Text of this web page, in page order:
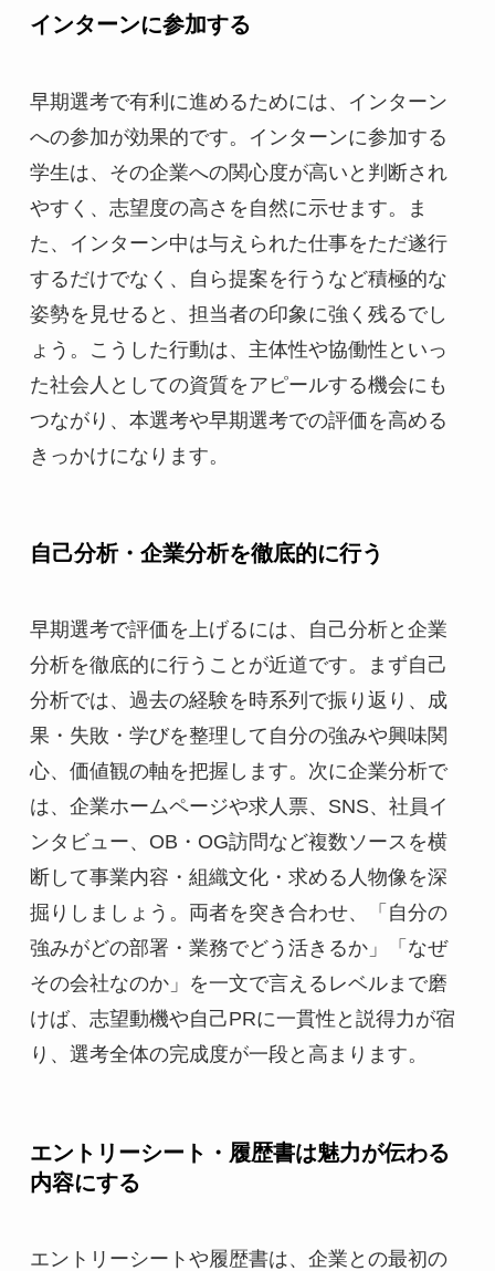
インターンに参加する
早期選考で有利に進めるためには、インターン
への参加が効果的です。インターンに参加する
学生は、その企業への関心度が高いと判断され
やすく、志望度の高さを自然に示せます。ま
た、インターン中は与えられた仕事をただ遂行
するだけでなく、自ら提案を行うなど積極的な
姿勢を見せると、担当者の印象に強く残るでし
ょう。こうした行動は、主体性や協働性といっ
た社会人としての資質をアピールする機会にも
つながり、本選考や早期選考での評価を高める
きっかけになります。
自己分析・企業分析を徹底的に行う
早期選考で評価を上げるには、自己分析と企業
分析を徹底的に行うことが近道です。まず自己
分析では、過去の経験を時系列で振り返り、成
果・失敗・学びを整理して自分の強みや興味関
心、価値観の軸を把握します。次に企業分析で
は、企業ホームページや求人票、SNS、社員イ
ンタビュー、OB・OG訪問など複数ソースを横
断して事業内容・組織文化・求める人物像を深
掘りしましょう。両者を突き合わせ、「自分の
強みがどの部署・業務でどう活きるか」「なぜ
その会社なのか」を一文で言えるレベルまで磨
けば、志望動機や自己PRに一貫性と説得力が宿
り、選考全体の完成度が一段と高まります。
エントリーシート・履歴書は魅力が伝わる
内容にする
エントリーシートや履歴書は、企業との最初の